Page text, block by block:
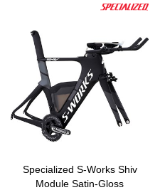
Specialized S-Works Shiv
Module Satin-Gloss